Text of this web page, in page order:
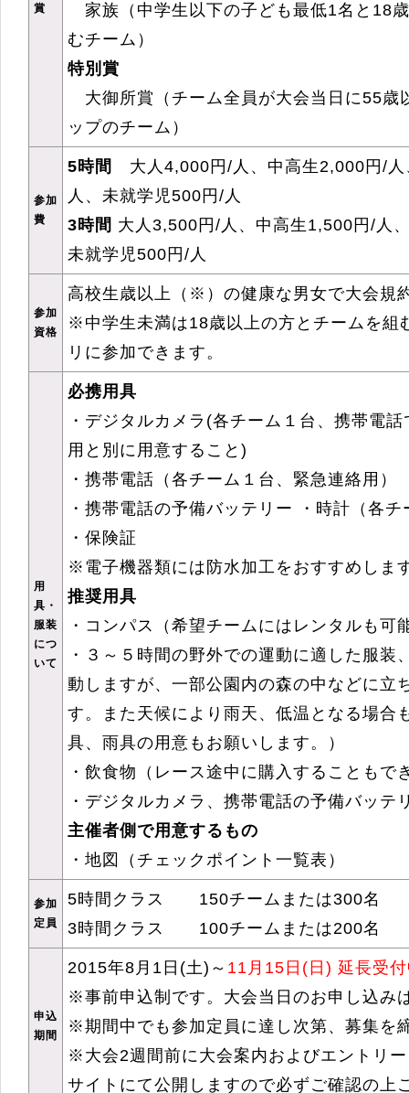
賞
家族（中学生以下の子ども最低1名と18
むチーム）
特別賞
大御所賞（チーム全員が大会当日に55歳
ップのチーム）
参加
費
5時間
大人4,000円/人、中高生2,000円/人
人、未就学児500円/人
3時間 大人3,500円/人、中高生1,500円/人
未就学児500円/人
参加
資格
高校生歳以上（※）の健康な男女で大会規
※中学生未満は18歳以上の方とチームを組
リに参加できます。
用
具・
服装
につ
いて
必携用具
・デジタルカメラ(各チーム１台、携帯電
用と別に用意すること)
・携帯電話（各チーム１台、緊急連絡用）
・携帯電話の予備バッテリー ・時計（各チ
・保険証
※電子機器類には防水加工をおすすめしま
推奨用具
・コンパス（希望チームにはレンタルも可
・３～５時間の野外での運動に適した服装
動しますが、一部公園内の森の中などに立
す。また天候により雨天、低温となる場合
具、雨具の用意もお願いします。）
・飲食物（レース途中に購入することもで
・デジタルカメラ、携帯電話の予備バッテ
主催者側で用意するもの
・地図（チェックポイント一覧表）
参加
定員
5時間クラス 150チームまたは300名
3時間クラス 100チームまたは200名
申込
期間
2015年8月1日(土)～ 11月15日(日) 延長受
※事前申込制です。大会当日のお申し込み
※期間中でも参加定員に達し次第、募集を
※大会2週間前に大会案内およびエントリ
サイトにて公開しますので必ずご確認の上